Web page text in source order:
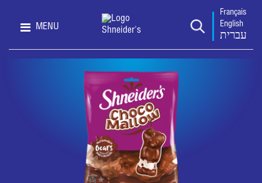
Français
English
עברית
MENU